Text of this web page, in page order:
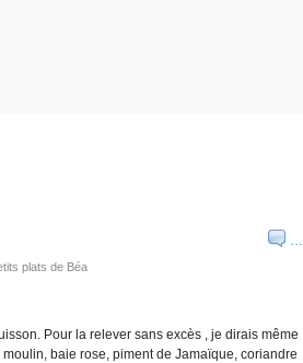
…
plats de Béa
Pour la relever sans excès , je dirais même
baie rose, piment de Jamaïque, coriandre